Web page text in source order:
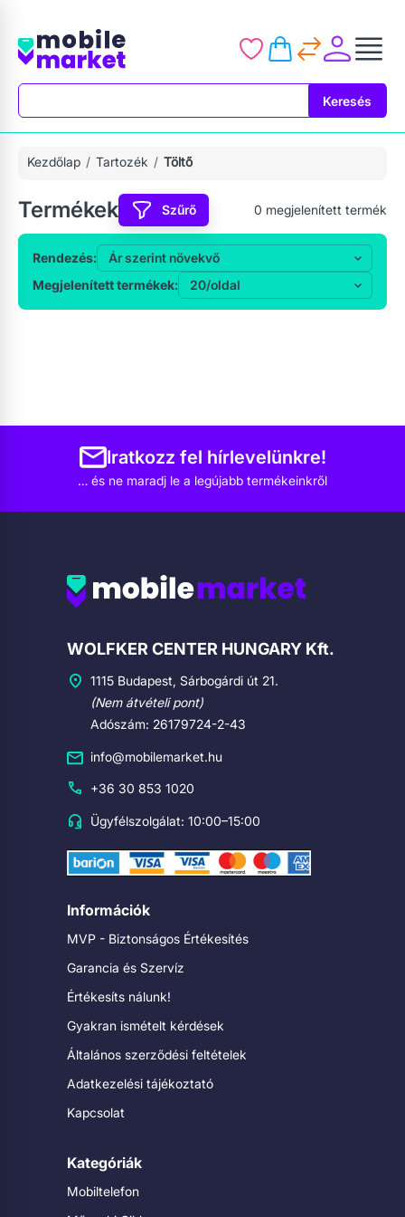
Keresés
Kezdőlap Tartozék Töltő
Termékek Szűrő 0 megjelenített termék
Rendezés:
Megjelenített termékek:
Iratkozz fel hírlevelünkre!
… és ne maradj le a legújabb termékeinkről
Cégadatok
WOLFKER CENTER HUNGARY Kft.
1115 Budapest, Sárbogárdi út 21.
(Nem átvételi pont)
Adószám: 26179724-2-43
info@mobilemarket.hu
+36 30 853 1020
Ügyfélszolgálat: 10:00–15:00
Információk
MVP - Biztonságos Értékesítés
Garancia és Szervíz
Értékesíts nálunk!
Gyakran ismételt kérdések
Általános szerződési feltételek
Adatkezelési tájékoztató
Kapcsolat
Kategóriák
Mobiltelefon